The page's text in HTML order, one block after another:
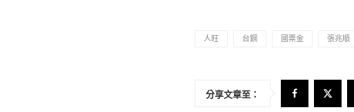
人旺 台鋼 國票金 張兆順
分享文章至：